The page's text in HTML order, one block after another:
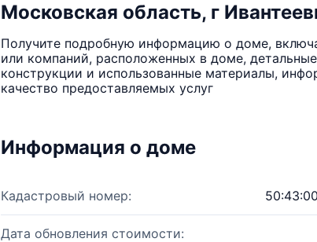
Московская область, г
Получите подробную информацию о доме,
или компаний, расположенных в доме,
конструкции и использованные материалы,
качество предоставляемых услуг
Информация о доме
Кадастровый номер:
Дата обновления стоимости: